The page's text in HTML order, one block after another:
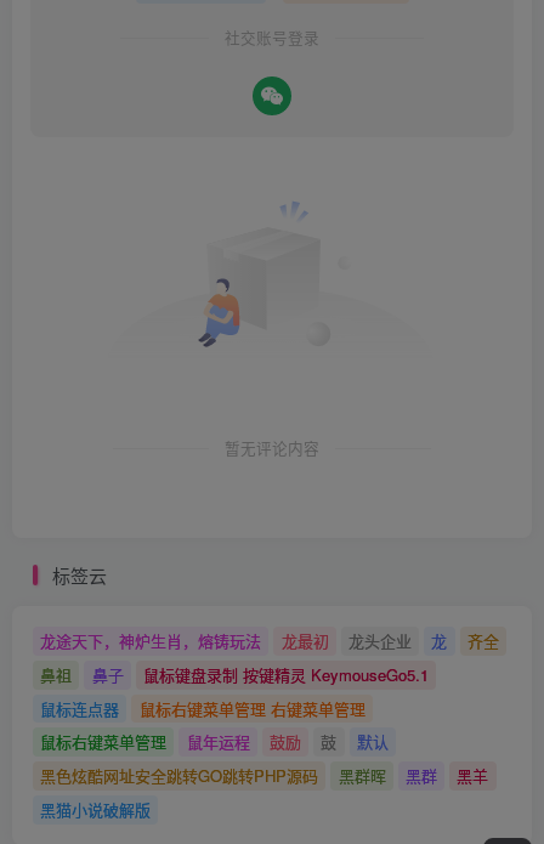
社交账号登录
暂无评论内容
标签云
龙途天下，神炉生肖，熔铸玩法 龙最初 龙头企业 龙
齐全
鼻祖
鼻子
鼠标键盘录制 按键精灵 KeymouseGo5.1
鼠标连点器
鼠标右键菜单管理 右键菜单管理
鼠标右键菜单管理
鼠年运程 鼓励 鼓
默认
黑色炫酷网址安全跳转GO跳转PHP源码
黑群晖 黑群
黑羊
黑猫小说破解版